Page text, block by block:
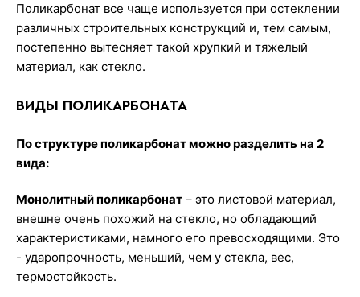
Поликарбонат все чаще используется при остеклении
различных строительных конструкций и, тем самым,
постепенно вытесняет такой хрупкий и тяжелый
материал, как стекло.
ВИДЫ ПОЛИКАРБОНАТА
По структуре поликарбонат можно разделить на 2
вида:
Монолитный поликарбонат– это листовой материал,
внешне очень похожий на стекло, но обладающий
характеристиками, намного его превосходящими. Это
- ударопрочность, меньший, чем у стекла, вес,
термостойкость.